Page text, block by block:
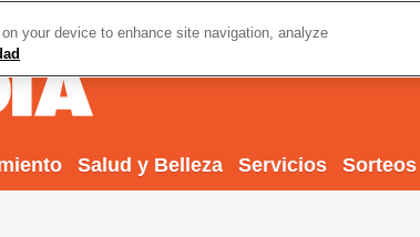
Salud y Belleza Servicios Sorteos
your device to enhance site navigation, analyze